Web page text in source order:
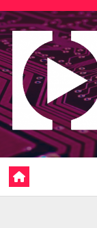
Saltar
al
contenido